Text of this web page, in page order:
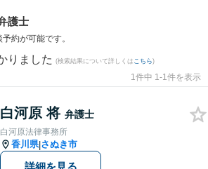
護士
約が可能です。
りました (検索結果について詳しくは こちら)
1件中 1-1件を表示
白河原 将 弁護士
白河原法律事務所
香川県|さぬき市
詳細を見る